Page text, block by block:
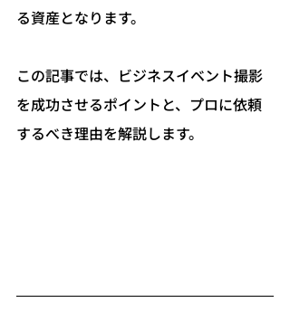
る資産となります。
この記事では、ビジネスイベント撮影
を成功させるポイントと、プロに依頼
するべき理由を解説します。